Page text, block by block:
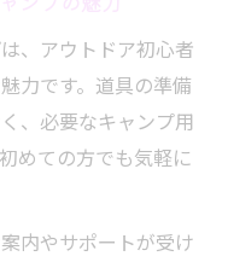
、アウトドア初心者
力です。道具の準備
、必要なキャンプ用
めての方でも気軽に
内やサポートが受け